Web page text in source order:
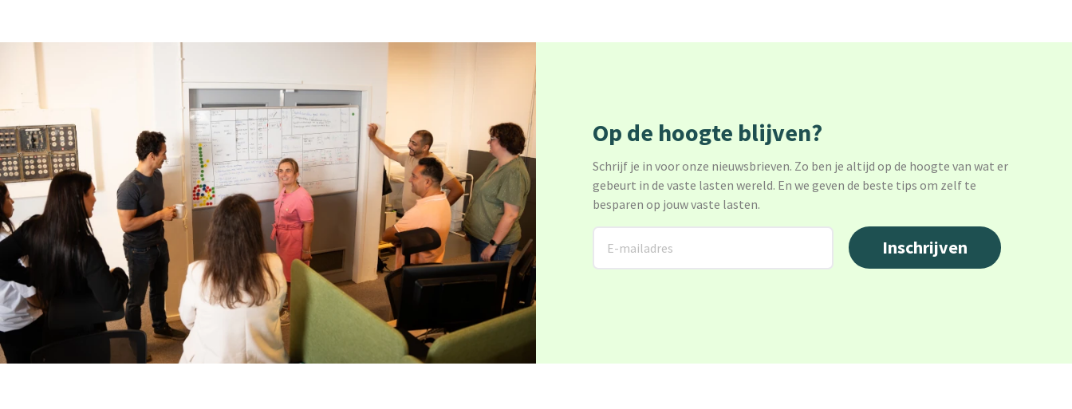
Op de hoogte blijven?
Schrijf je in voor onze nieuwsbrieven. Zo ben je altijd op de hoogte van wat er
gebeurt in de vaste lasten wereld. En we geven de beste tips om zelf te
besparen op jouw vaste lasten.